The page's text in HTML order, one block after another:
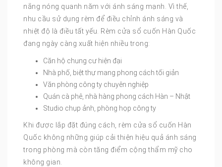
nắng nóng quanh năm với ánh sáng mạnh. Vì thế,
nhu cầu sử dụng rèm để điều chỉnh ánh sáng và
nhiệt độ là điều tất yếu. Rèm cửa sổ cuốn Hàn Quốc
đang ngày càng xuất hiện nhiều trong:
Căn hộ chung cư hiện đại
Nhà phố, biệt thự mang phong cách tối giản
Văn phòng công ty chuyên nghiệp
Quán cà phê, nhà hàng phong cách Hàn – Nhật
Studio chụp ảnh, phòng họp công ty
Khi được lắp đặt đúng cách, rèm cửa sổ cuốn Hàn
Quốc không những giúp cải thiện hiệu quả ánh sáng
trong phòng mà còn tăng điểm cộng thẩm mỹ cho
không gian.